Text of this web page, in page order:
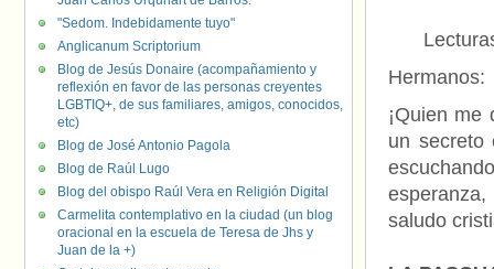
Hermanos:
¡Quien
un secreto
saludo
"Sedom. Indebidamente tuyo"
Anglicanum Scriptorium
Blog de Jesús Donaire (acompañamiento y
reflexión en favor de las personas creyentes
LGBTIQ+, de sus familiares, amigos, conocidos,
etc)
Blog de José Antonio Pagola
Blog de Raúl Lugo
Blog del obispo Raúl Vera en Religión Digital
Carmelita contemplativo en la ciudad (un blog
oracional en la escuela de Teresa de Jhs y
Juan de la +)